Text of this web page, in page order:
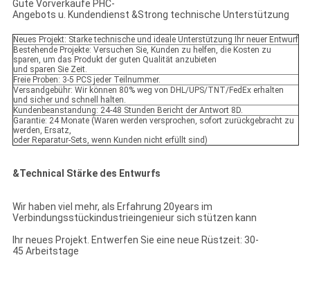
Gute Vorverkäufe PHC-
Angebots u. Kundendienst &Strong technische Unterstützung
Neues Projekt: Starke technische und ideale Unterstützung Ihr neuer Entwurf
Bestehende Projekte: Versuchen Sie, Kunden zu helfen, die Kosten zu
sparen, um das Produkt der guten Qualität anzubieten
und sparen Sie Zeit.
Freie Proben: 3-5 PCS jeder Teilnummer.
Versandgebühr: Wir können 80% weg von DHL/UPS/TNT/FedEx erhalten
und sicher und schnell halten.
Kundenbeanstandung: 24-48 Stunden Bericht der Antwort 8D.
Garantie: 24 Monate (Waren werden versprochen, sofort zurückgebracht zu
werden, Ersatz,
oder Reparatur-Sets, wenn Kunden nicht erfüllt sind)
&Technical Stärke des Entwurfs
Wir haben viel mehr, als Erfahrung 20years im
Verbindungsstückindustrieingenieur sich stützen kann
Ihr neues Projekt. Entwerfen Sie eine neue Rüstzeit: 30-
45 Arbeitstage